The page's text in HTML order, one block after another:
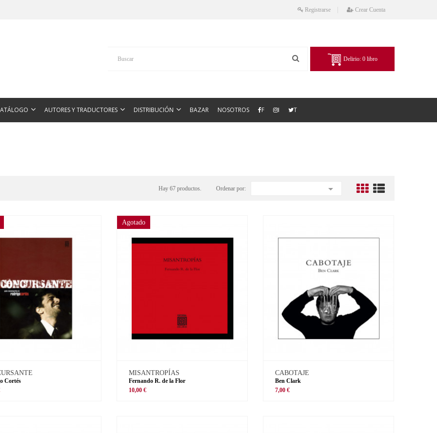
Registrarse Crear Cuenta
Delirio: 0 libro
AUTORES Y TRADUCTORES DISTRIBUCIÓN BAZAR NOSOTROS F I T
Hay 67 productos. Ordenar por: 
Cortés
Agotado
MISANTROPÍAS
Fernando R. de la Flor
10,00 €
CABOTAJE
Ben Clark
7,00 €